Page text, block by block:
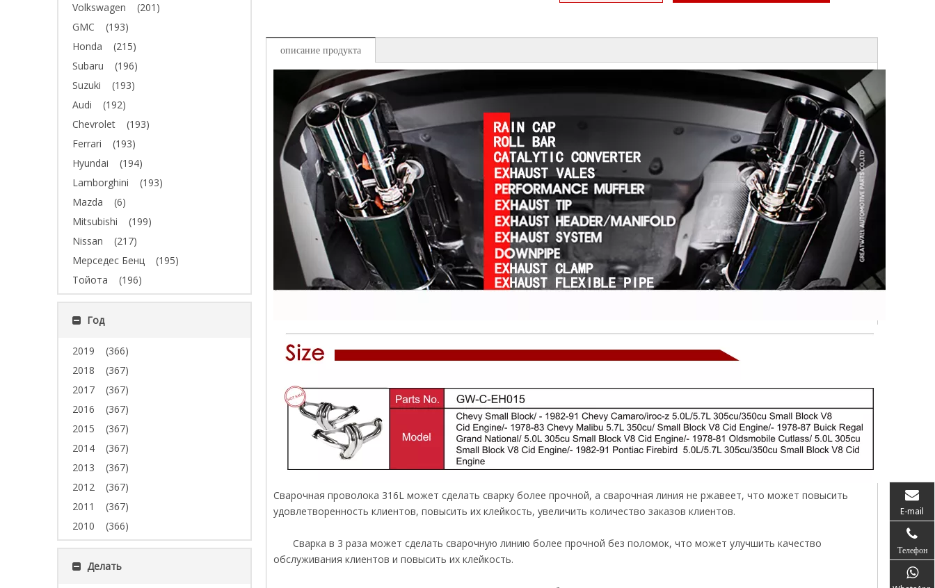
Volkswagen
(201)
GMC
(193)
Honda
(215)
Subaru
(196)
Suzuki
(193)
Audi
(192)
Chevrolet
(193)
Ferrari
(193)
Hyundai
(194)
Lamborghini
(193)
Mazda
(6)
Mitsubishi
(199)
Nissan
(217)
Мерседес Бенц
(195)
Тойота
(196)
Год
2019
(366)
2018
(367)
2017
(367)
2016
(367)
2015
(367)
2014
(367)
2013
(367)
2012
(367)
2011
(367)
2010
(366)
Делать
описание продукта
Сварочная проволока 316L может сделать сварку более прочной, а сварочная линия не ржавеет, что может повысить
удовлетворенность клиентов, повысить их клейкость, увеличить количество заказов клиентов.
Сварка в 3 раза может сделать сварочную линию более прочной без поломок, что может улучшить качество
обслуживания клиентов и повысить их клейкость.
E-mail
Телефон